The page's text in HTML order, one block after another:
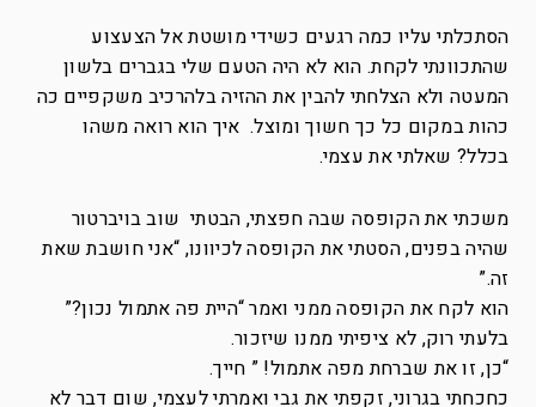
הסתכלתי עליו כמה רגעים כשידי מושטת אל הצעצוע
שהתכוונתי לקחת. הוא לא היה הטעם שלי בגברים בלשון
המעטה ולא הצלחתי להבין את ההזיה בלהרכיב משקפיים כה
כהות במקום כל כך חשוך ומוצל. איך הוא רואה משהו
בכלל? שאלתי את עצמי.
משכתי את הקופסה שבה חפצתי, הבטתי שוב בויברטור
שהיה בפנים, הסטתי את הקופסה לכיוונו, “אני חושבת שאת
זה.”
הוא לקח את הקופסה ממני ואמר “היית פה אתמול נכון?”
בלעתי רוק, לא ציפיתי ממנו שיזכור.
“כן, זו את שברחת מפה אתמול! ” חייך.
כחכחתי בגרוני, זקפתי את גבי ואמרתי לעצמי, שום דבר לא